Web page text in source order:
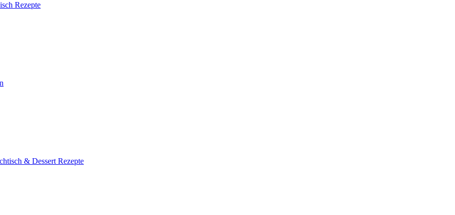
Rezepte
& Dessert Rezepte